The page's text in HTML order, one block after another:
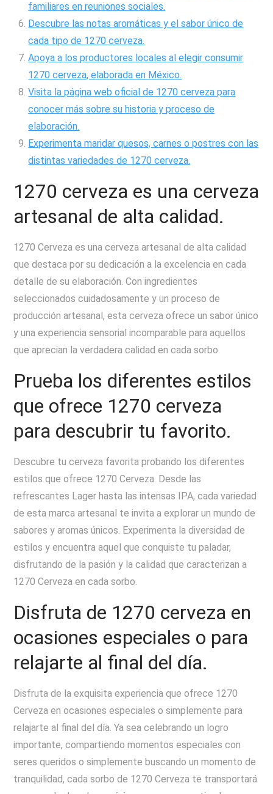
familiares en reuniones sociales.
Descubre las notas aromáticas y el sabor único de
cada tipo de 1270 cerveza.
Apoya a los productores locales al elegir consumir
1270 cerveza, elaborada en México.
Visita la página web oficial de 1270 cerveza para
conocer más sobre su historia y proceso de
elaboración.
Experimenta maridar quesos, carnes o postres con las
distintas variedades de 1270 cerveza.
1270 cerveza es una cerveza
artesanal de alta calidad.
1270 Cerveza es una cerveza artesanal de alta calidad
que destaca por su dedicación a la excelencia en cada
detalle de su elaboración. Con ingredientes
seleccionados cuidadosamente y un proceso de
producción artesanal, esta cerveza ofrece un sabor único
y una experiencia sensorial incomparable para aquellos
que aprecian la verdadera calidad en cada sorbo.
Prueba los diferentes estilos
que ofrece 1270 cerveza
para descubrir tu favorito.
Descubre tu cerveza favorita probando los diferentes
estilos que ofrece 1270 Cerveza. Desde las
refrescantes Lager hasta las intensas IPA, cada variedad
de esta marca artesanal te invita a explorar un mundo de
sabores y aromas únicos. Experimenta la diversidad de
estilos y encuentra aquel que conquiste tu paladar,
disfrutando de la pasión y la calidad que caracterizan a
1270 Cerveza en cada sorbo.
Disfruta de 1270 cerveza en
ocasiones especiales o para
relajarte al final del día.
Disfruta de la exquisita experiencia que ofrece 1270
Cerveza en ocasiones especiales o simplemente para
relajarte al final del día. Ya sea celebrando un logro
importante, compartiendo momentos especiales con
seres queridos o simplemente buscando un momento de
tranquilidad, cada sorbo de 1270 Cerveza te transportará